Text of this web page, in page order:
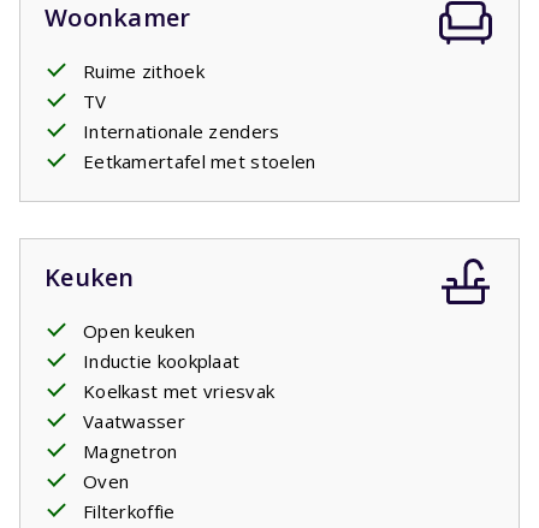
Woonkamer
Ruime zithoek
TV
Internationale zenders
Eetkamertafel met stoelen
Keuken
Open keuken
Inductie kookplaat
Koelkast met vriesvak
Vaatwasser
Magnetron
Oven
Filterkoffie